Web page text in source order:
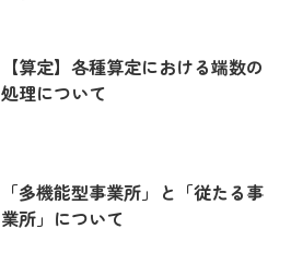
【算定】各種算定における端数の
処理について
「多機能型事業所」と「従たる事
業所」について